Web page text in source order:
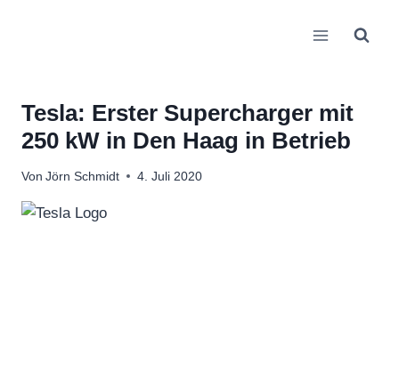
Tesla: Erster Supercharger mit
250 kW in Den Haag in Betrieb
Von Jörn Schmidt 4. Juli 2020